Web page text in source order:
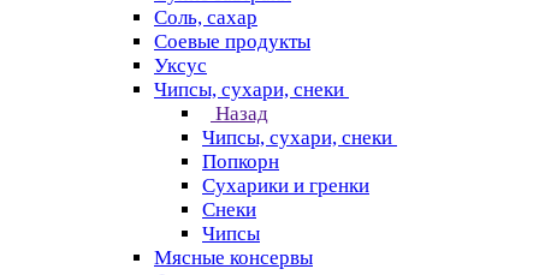
Соль, сахар
Соевые продукты
Уксус
Чипсы, сухари, снеки
Назад
Чипсы, сухари, снеки
Попкорн
Сухарики и гренки
Снеки
Чипсы
Мясные консервы